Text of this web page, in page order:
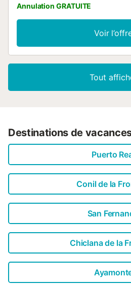
Annulation GRATUITE
Voir
Tout
Destinations de
Puerto
Conil de la
San
Chiclana de la